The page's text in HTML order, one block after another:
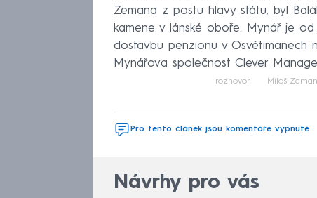
Zemana z postu hlavy státu, byl
kamene v lánské oboře. Mynář je
dostavbu penzionu v Osvětimanech
Mynářova společnost Clever
rozhovor Miloš Zeman
Pro tento článek jsou komentáře vypnuté
Návrhy pro vás